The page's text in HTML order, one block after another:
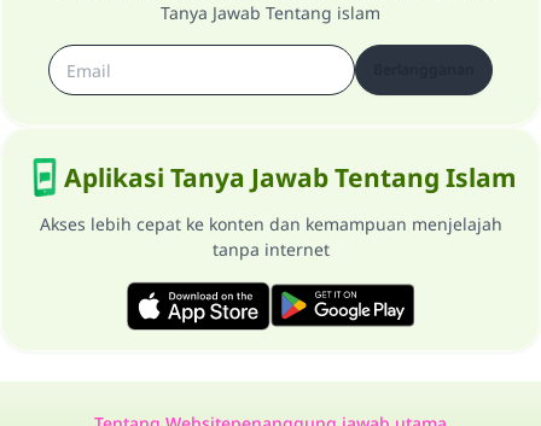
Tanya Jawab Tentang islam
Aplikasi Tanya Jawab Tentang Islam
Akses lebih cepat ke konten dan kemampuan menjelajah
tanpa internet